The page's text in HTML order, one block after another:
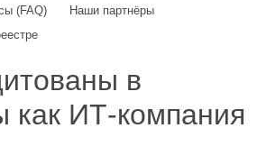
(FAQ)
Наши партнёры
в
ИТ-компания